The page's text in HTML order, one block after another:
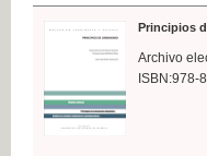
Principios
Archivo
ISBN:978-